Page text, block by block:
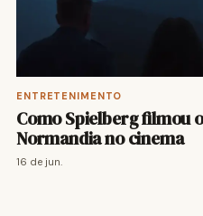
ENTRETENIMENTO
Como Spielberg filmou
Normandia no cinema
16 de jun.